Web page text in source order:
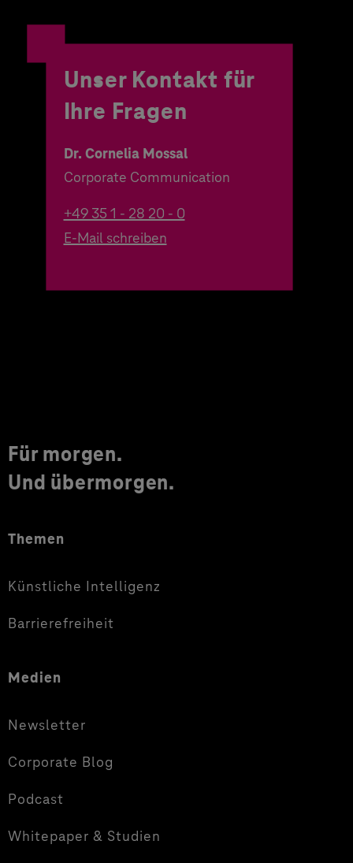
Unser Kontakt für
Ihre Fragen
Dr. Cornelia Mossal
Corporate Communication
+49 35 1 - 28 20 - 0
E-Mail schreiben
Für morgen.
Und übermorgen.
Themen
Künstliche Intelligenz
Barrierefreiheit
Medien
Newsletter
Corporate Blog
Podcast
Whitepaper & Studien